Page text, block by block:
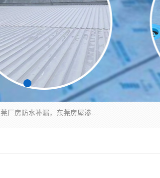
东莞市华展防水补漏装饰工程有限公司主要服务有：东莞防水补漏，东莞厂房防水补漏，东莞房屋渗漏水维修，楼面漏水维修，裂缝补漏，伸缩缝补漏，卫生间防水改造，厕所漏水补漏，外墙窗台补漏，电梯井堵漏，地下车库防水引水工程等